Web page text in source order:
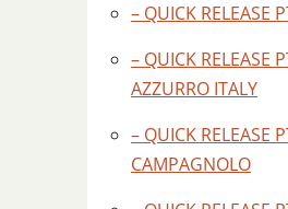
– QUICK RELEASE
– QUICK RELEASE
AZZURRO ITALY
– QUICK RELEASE
CAMPAGNOLO